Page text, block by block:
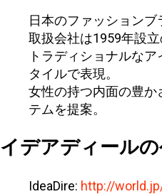
日本のファッションブ
取扱会社は1959年設立
トラディショナルな
タイルで表現。
女性の持つ内面の豊
テムを提案。
イデアディール
IdeaDire: http://